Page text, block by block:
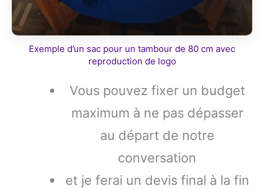
Exemple d’un sac pour un tambour de 80 cm avec
reproduction de logo
Vous pouvez fixer un budget
maximum à ne pas dépasser
au départ de notre
conversation
et je ferai un devis final à la fin